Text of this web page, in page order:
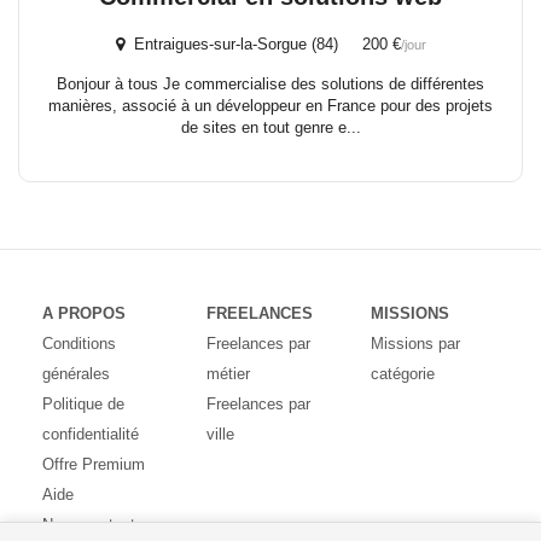
Entraigues-sur-la-Sorgue (84) 200 €/jour
Bonjour à tous Je commercialise des solutions de différentes
manières, associé à un développeur en France pour des projets
de sites en tout genre e...
A PROPOS
Conditions
générales
Politique de
confidentialité
Offre Premium
Aide
Nous contacter
FREELANCES
Freelances par
métier
Freelances par
ville
MISSIONS
Missions par
catégorie